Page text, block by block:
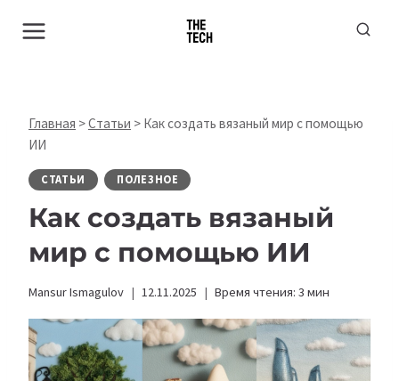
Главная >Статьи > Как создать вязаный мир с помощью
ИИ
СТАТЬИ ПОЛЕЗНОЕ
Как создать вязаный
мир с помощью ИИ
Mansur Ismagulov 12.11.2025 Время чтения: 3 мин